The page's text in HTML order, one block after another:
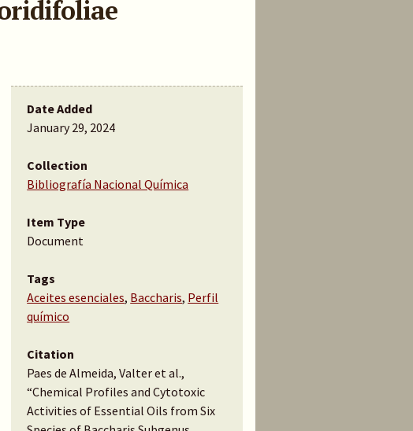
Date Added
January 29, 2024
Collection
Bibliografía Nacional Química
Item Type
Document
Tags
Aceites esenciales, Baccharis, Perfil
químico
Citation
Paes de Almeida, Valter et al.,
“Chemical Profiles and Cytotoxic
Activities of Essential Oils from Six